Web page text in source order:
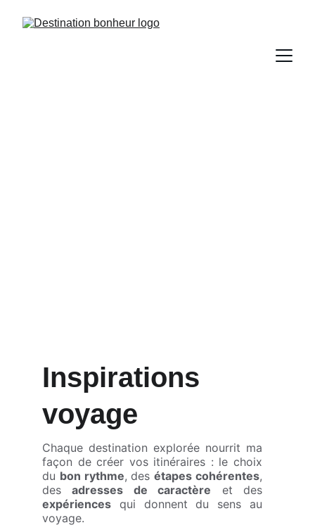
Chaque destination explorée nourrit ma
façon de créer vos itinéraires : le choix
du bon rythme, desétapes cohérentes,
desadresses de caractère et des
expériences qui donnent du sens au
voyage.
Inspirations
voyage